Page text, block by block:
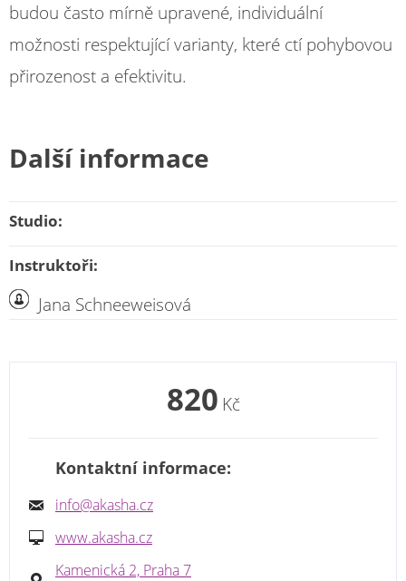
budou často mírně upravené, individuální
možnosti respektující varianty, které ctí pohybovou
přirozenost a efektivitu.
Další informace
Studio:
Instruktoři:
Jana Schneeweisová
820 Kč
Kontaktní informace:
info@akasha.cz
www.akasha.cz
Kamenická 2, Praha 7